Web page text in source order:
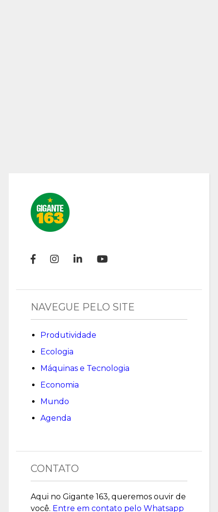
NAVEGUE PELO SITE
Produtividade
Ecologia
Máquinas e Tecnologia
Economia
Mundo
Agenda
CONTATO
Aqui no Gigante 163, queremos ouvir de
você. Entre em contato pelo Whatsapp